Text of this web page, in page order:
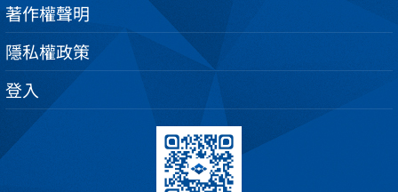
著作權聲明
隱私權政策
登入